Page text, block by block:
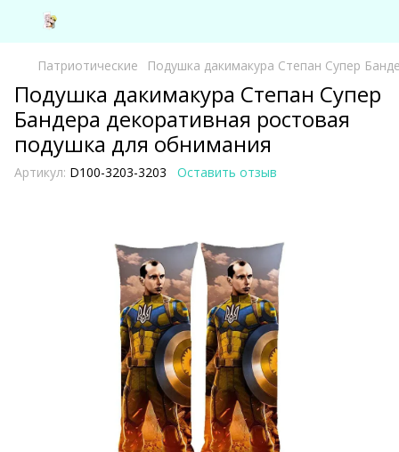
Патриотические Подушка дакимакура Степан Супер
Подушка дакимакура Степан Супер
Бандера декоративная ростовая
подушка для обнимания
Артикул: D100-3203-3203 Оставить отзыв